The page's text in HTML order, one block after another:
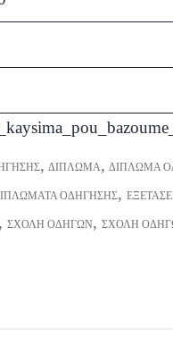
, ΔΊΠΛΩΜΑ, ΔΊΠΛΩΜΑ
ΟΔΉΓΗΣΗΣ,
, ΣΧΟΛΉ ΟΔΗΓΏΝ, ΣΧΟΛΉ